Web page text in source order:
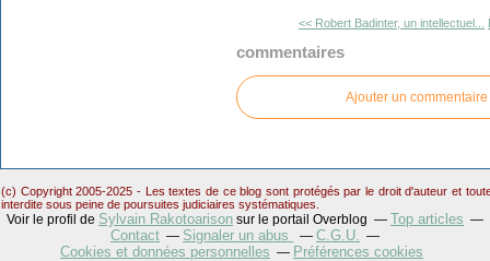
<< Robert Badinter, un intellectuel...
commentaires
Ajouter un commentaire
(c) Copyright 2005-2025 - Les textes de ce blog sont protégés par le droit d'auteur et
interdite sous peine de poursuites judiciaires systématiques.
Voir le profil de Sylvain Rakotoarison sur le portail Overblog
Top articles
Contact
Signaler un abus
C.G.U.
Cookies et données personnelles
Préférences cookies